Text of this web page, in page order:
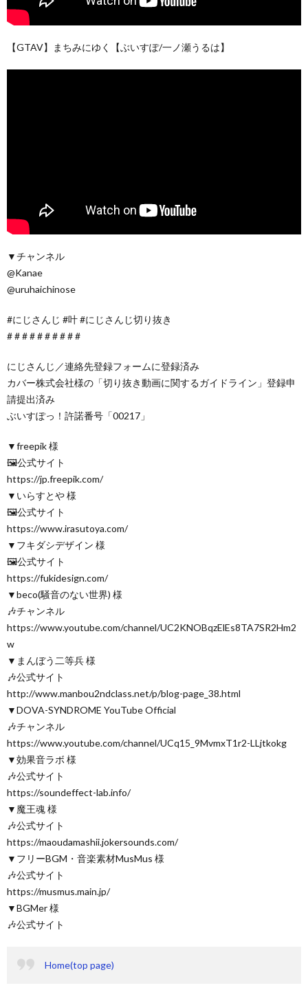
【GTAV】まちみにゆく【ぶいすぽ/一ノ瀬うるは】
▼チャンネル
@Kanae
@uruhaichinose
#にじさんじ #叶 #にじさんじ切り抜き
# # # # # # # # # #
にじさんじ／連絡先登録フォームに登録済み
カバー株式会社様の「切り抜き動画に関するガイドライン」登録申
請提出済み
ぶいすぽっ！許諾番号「00217」
▼freepik 様
🖼公式サイト
https://jp.freepik.com/
▼いらすとや 様
🖼公式サイト
https://www.irasutoya.com/
▼フキダシデザイン 様
🖼公式サイト
https://fukidesign.com/
▼beco(騒音のない世界) 様
🎶チャンネル
https://www.youtube.com/channel/UC2KNOBqzElEs8TA7SR2Hm2
w
▼まんぼう二等兵 様
🎶公式サイト
http://www.manbou2ndclass.net/p/blog-page_38.html
▼DOVA-SYNDROME YouTube Official
🎶チャンネル
https://www.youtube.com/channel/UCq15_9MvmxT1r2-LLjtkokg
▼効果音ラボ 様
🎶公式サイト
https://soundeffect-lab.info/
▼魔王魂 様
🎶公式サイト
https://maoudamashii.jokersounds.com/
▼フリーBGM・音楽素材MusMus 様
🎶公式サイト
https://musmus.main.jp/
▼BGMer 様
🎶公式サイト
Home(top page)